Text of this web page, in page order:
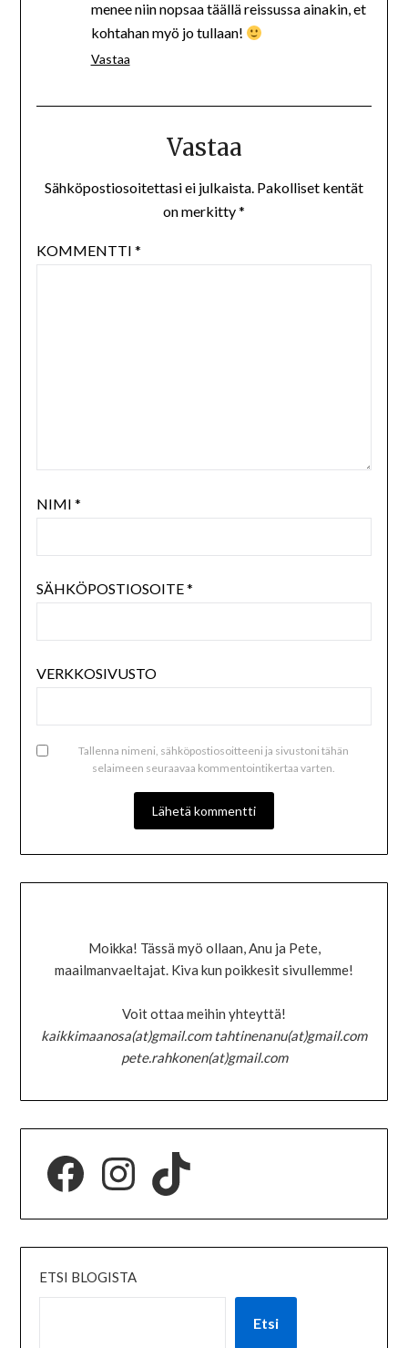
menee niin nopsaa täällä reissussa ainakin, et
kohtahan myö jo tullaan!
Vastaa
Vastaa
Sähköpostiosoitettasi ei julkaista. Pakolliset kentät
on merkitty*
KOMMENTTI *
NIMI *
SÄHKÖPOSTIOSOITE*
VERKKOSIVUSTO
Tallenna nimeni, sähköpostiosoitteeni ja sivustoni tähän
selaimeen seuraavaa kommentointikertaa varten.
Moikka! Tässä myö ollaan, Anu ja Pete,
maailmanvaeltajat. Kiva kun poikkesit sivullemme!
Voit ottaa meihin yhteyttä!
kaikkimaanosa(at)gmail.com tahtinenanu(at)gmail.com
pete.rahkonen(at)gmail.com
ETSI BLOGISTA
Etsi